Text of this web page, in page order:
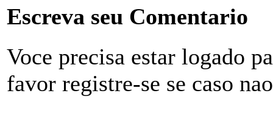
Escreva seu Comentario
Voce precisa estar logado
favor registre-se se caso